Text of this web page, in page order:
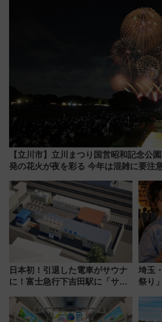
【立川市】立川まつり国営昭和記念公
発の花火が夜を彩る 今年は混雑に要注
日本初！引退した電車がサウナ
に！富士急行下吉田駅に「サ電
業 行き交う電車の音や振動を
感じながら「ととのう」新感覚
埼玉
祭り
を食